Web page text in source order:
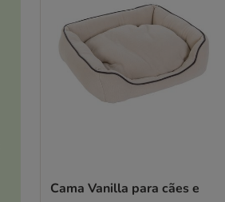
Cama Vanilla para cães e